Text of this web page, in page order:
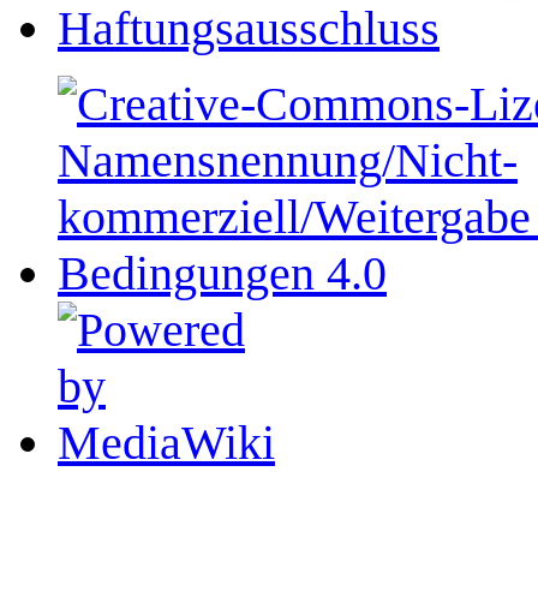
Haftungsausschluss